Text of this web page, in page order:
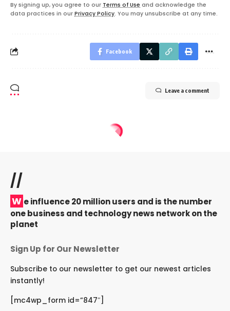
By signing up, you agree to our Terms of Use and acknowledge the
data practices in our Privacy Policy. You may unsubscribe at any time.
Facebook
Leave a comment
//
W e influence 20 million users and is the number
one business and technology news network on the
planet
Sign Up for Our Newsletter
Subscribe to our newsletter to get our newest articles
instantly!
[mc4wp_form id=”847″]